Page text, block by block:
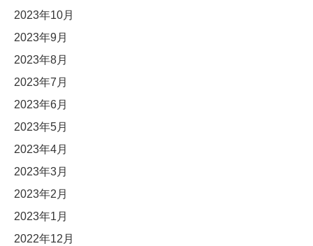
2023年10月
2023年9月
2023年8月
2023年7月
2023年6月
2023年5月
2023年4月
2023年3月
2023年2月
2023年1月
2022年12月